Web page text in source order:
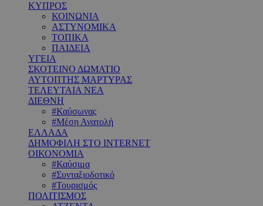
ΚΥΠΡΟΣ
ΚΟΙΝΩΝΙΑ
ΑΣΤΥΝΟΜΙΚΑ
ΤΟΠΙΚΑ
ΠΑΙΔΕΙΑ
ΥΓΕΙΑ
ΣΚΟΤΕΙΝΟ ΔΩΜΑΤΙΟ
ΑΥΤΟΠΤΗΣ ΜΑΡΤΥΡΑΣ
ΤΕΛΕΥΤΑΙΑ ΝΕΑ
ΔΙΕΘΝΗ
#Καύσωνας
#Μέση Ανατολή
ΕΛΛΑΔΑ
ΔΗΜΟΦΙΛΗ ΣΤΟ INTERNET
ΟΙΚΟΝΟΜΙΑ
#Καύσιμα
#Συνταξιοδοτικό
#Τουρισμός
ΠΟΛΙΤΙΣΜΟΣ